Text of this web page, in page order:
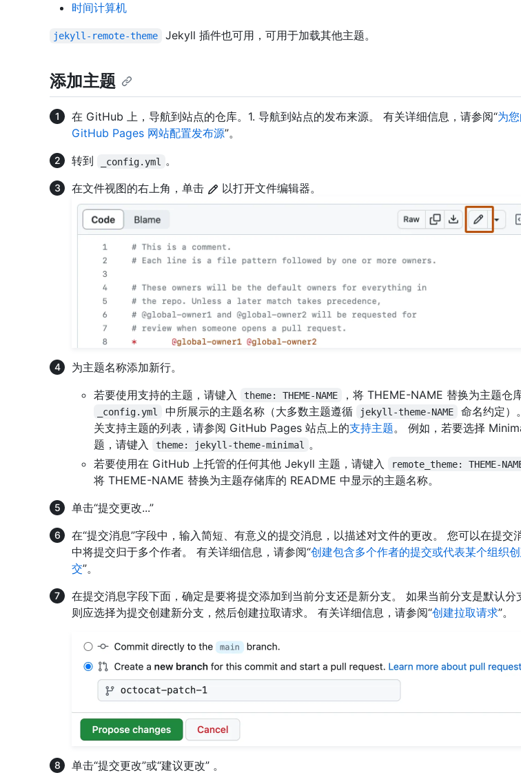
时间计算机
jekyll-remote-theme Jekyll 插件也可用，可用于加载其他主题。
添加主题
在 GitHub 上，导航到站点的仓库。1. 导航到站点的发布来源。 有关详细信息，请参阅“为
GitHub Pages 网站配置发布源”。
转到
_config.yml
。
在文件视图的右上角，单击
以打开文件编辑器。
为主题名称添加新行。
若要使用支持的主题，请键入
theme: THEME-NAME ，将 THEME-NAME 替换为主题仓
_config.yml 中所展示的主题名称（大多数主题遵循 jekyll-theme-NAME
命名约定）
关支持主题的列表，请参阅 GitHub Pages 站点上的支持主题。 例如，若要选择
题，请键入
theme: jekyll-theme-minimal
。
若要使用在 GitHub 上托管的任何其他 Jekyll 主题，请键入
remote_theme: THEME-
将 THEME-NAME 替换为主题存储库的 README 中显示的主题名称。
单击“提交更改...”
在“提交消息”字段中，输入简短、有意义的提交消息，以描述对文件的更改。 您可以在提交
中将提交归于多个作者。 有关详细信息，请参阅“创建包含多个作者的提交或代表某个组织
交”。
在提交消息字段下面，确定是要将提交添加到当前分支还是新分支。 如果当前分支是默认分
则应选择为提交创建新分支，然后创建拉取请求。 有关详细信息，请参阅“创建拉取请求”。
单击“提交更改”或“建议更改” 。